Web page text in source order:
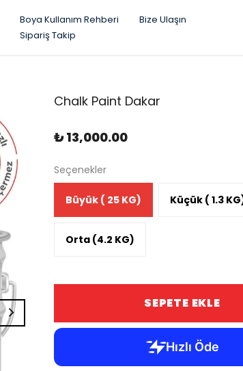
Boya Kullanım Rehberi
Bize Ulaşın
Sipariş Takip
Chalk Paint Dakar
₺ 13,000.00
Seçenekler
Büyük ( 25 KG) Küçük ( 1.3
Orta (4.2 KG)
SEPETE EKLE